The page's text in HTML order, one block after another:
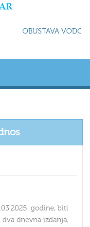
OBUSTAVA
godine, biti
dnevna izdanja,